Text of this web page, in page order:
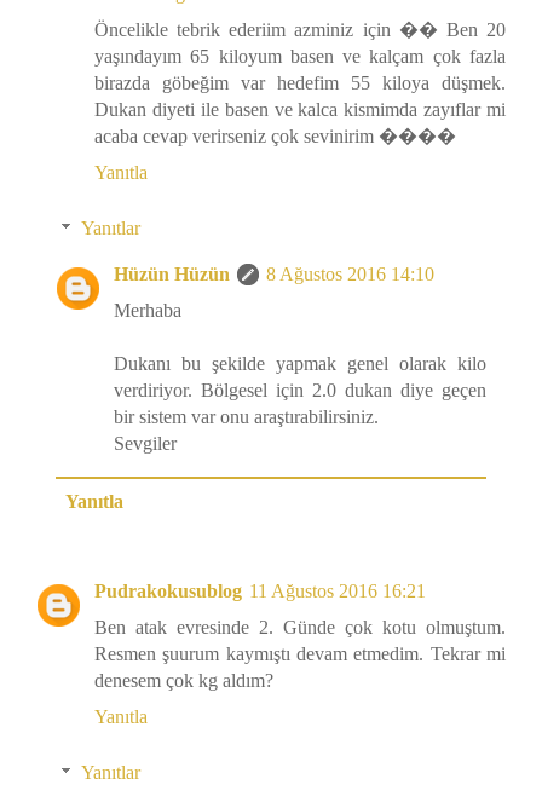
Öncelikle tebrik ederiim azminiz için �� Ben 20
yaşındayım 65 kiloyum basen ve kalçam çok fazla
birazda göbeğim var hedefim 55 kiloya düşmek.
Dukan diyeti ile basen ve kalca kismimda zayıflar mi
acaba cevap verirseniz çok sevinirim ����
Yanıtla
Yanıtlar
Hüzün Hüzün
8 Ağustos 2016 14:10
Merhaba
Dukanı bu şekilde yapmak genel olarak kilo
verdiriyor. Bölgesel için 2.0 dukan diye geçen
bir sistem var onu araştırabilirsiniz.
Sevgiler
Yanıtla
Pudrakokusublog 11 Ağustos 2016 16:21
Ben atak evresinde 2. Günde çok kotu olmuştum.
Resmen şuurum kaymıştı devam etmedim. Tekrar mi
denesem çok kg aldım?
Yanıtla
Yanıtlar